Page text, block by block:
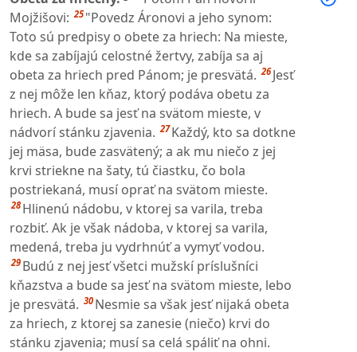
Mojžišovi: 25 "Povedz Áronovi a jeho synom:
Toto sú predpisy o obete za hriech: Na mieste,
kde sa zabíjajú celostné žertvy, zabíja sa aj
obeta za hriech pred Pánom; je presvätá. 26 Jesť
z nej môže len kňaz, ktorý podáva obetu za
hriech. A bude sa jesť na svätom mieste, v
nádvorí stánku zjavenia. 27 Každý, kto sa dotkne
jej mäsa, bude zasvätený; a ak mu niečo z jej
krvi striekne na šaty, tú čiastku, čo bola
postriekaná, musí oprať na svätom mieste.
28 Hlinenú nádobu, v ktorej sa varila, treba
rozbiť. Ak je však nádoba, v ktorej sa varila,
medená, treba ju vydrhnúť a vymyť vodou.
29 Budú z nej jesť všetci mužskí príslušníci
kňazstva a bude sa jesť na svätom mieste, lebo
je presvätá. 30 Nesmie sa však jesť nijaká obeta
za hriech, z ktorej sa zanesie (niečo) krvi do
stánku zjavenia; musí sa celá spáliť na ohni.